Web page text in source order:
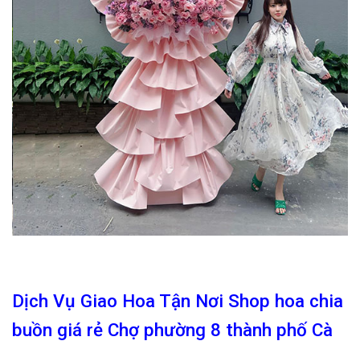
Dịch Vụ Giao Hoa Tận Nơi Shop hoa chia
buồn giá rẻ Chợ phường 8 thành phố Cà